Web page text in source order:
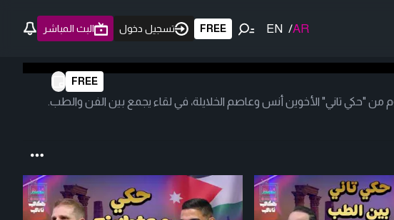
AR
/
EN
FREE تسجيل دخول البث المباشر
FREE
من "حكي تاني" الأخوين أنس وعاصم الخلايلة، في لقاء يجمع بين الفن والطب.